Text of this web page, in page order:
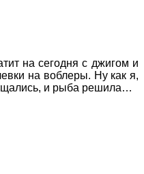
на сегодня с джигом и
на воблеры. Ну как я,
и рыба решила…